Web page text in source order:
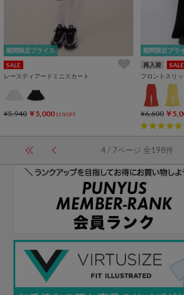
期間限定プライス
SALE
レースティアードミニスカート
¥5,940 ￥5,000 15%OFF
期間限定プラ
再入荷
SALE
フロントスリ
¥6,600 ￥
4 / 7ページ 全198件